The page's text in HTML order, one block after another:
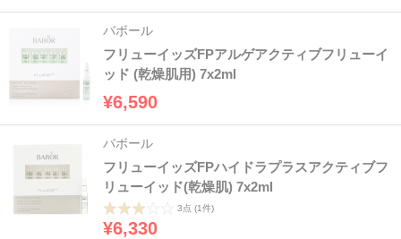
バボール
フリューイッズFPアルゲアクティブフリューイ
ッド (乾燥肌用) 7x2ml
¥6,590
バボール
フリューイッズFPハイドラプラスアクティブフ
リューイッド(乾燥肌) 7x2ml
3点 (1件)
¥6,330